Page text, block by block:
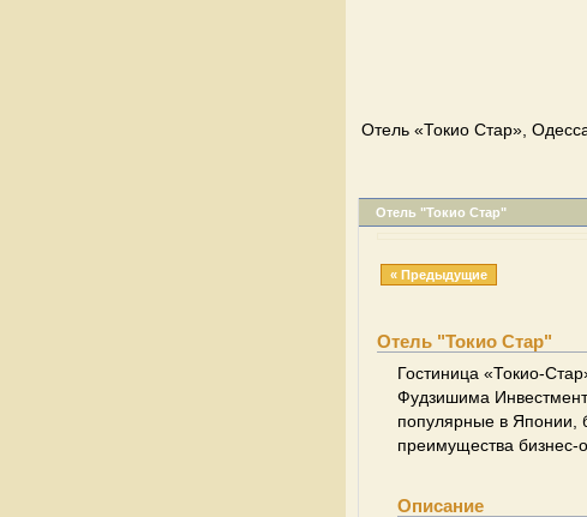
Отель «Токио Стар»,
Отель "Токио Стар"
« Предыдущие
Отель "Токио Стар"
Гостиница «Токио-
Фудзишима
популярные в Японии,
преимущества
Описание